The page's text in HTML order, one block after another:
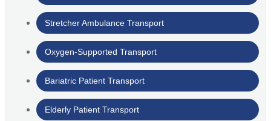
Stretcher Ambulance Transport
Oxygen-Supported Transport
Bariatric Patient Transport
Elderly Patient Transport